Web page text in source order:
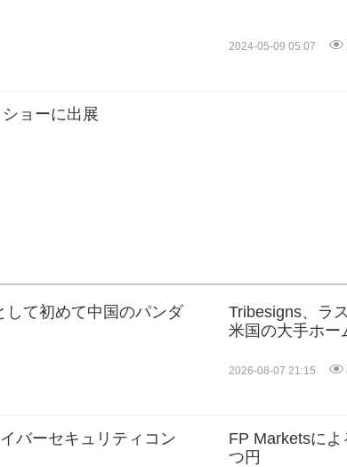
2024-05-09 05:07
ョーに出展
して初めて中国のパンダ
Tribesigns、ラ
米国の大手ホー
2026-08-07 21:15
バーセキュリティコン
FP Marketsに
つ円